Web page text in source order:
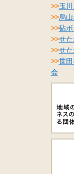
>>玉
>>烏
>>砧
>>せ
>>せ
>>世
会